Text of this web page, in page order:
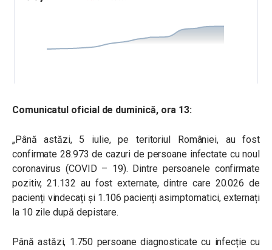
Comunicatul oficial de duminică, ora 13:
„Până astăzi, 5 iulie, pe teritoriul României, au fost
confirmate 28.973 de cazuri de persoane infectate cu noul
coronavirus (COVID – 19). Dintre persoanele confirmate
pozitiv, 21.132 au fost externate, dintre care 20.026 de
pacienți vindecați și 1.106 pacienți asimptomatici, externați
la 10 zile după depistare.
Până astăzi, 1.750 persoane diagnosticate cu infecție cu